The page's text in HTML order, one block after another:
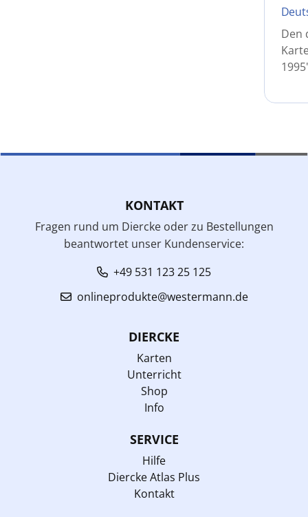
Den
KONTAKT
Fragen rund um Diercke oder zu Bestellungen
beantwortet unser Kundenservice:
+49 531 123 25 125
onlineprodukte@westermann.de
DIERCKE
Karten
Unterricht
Shop
Info
SERVICE
Hilfe
Diercke Atlas Plus
Kontakt